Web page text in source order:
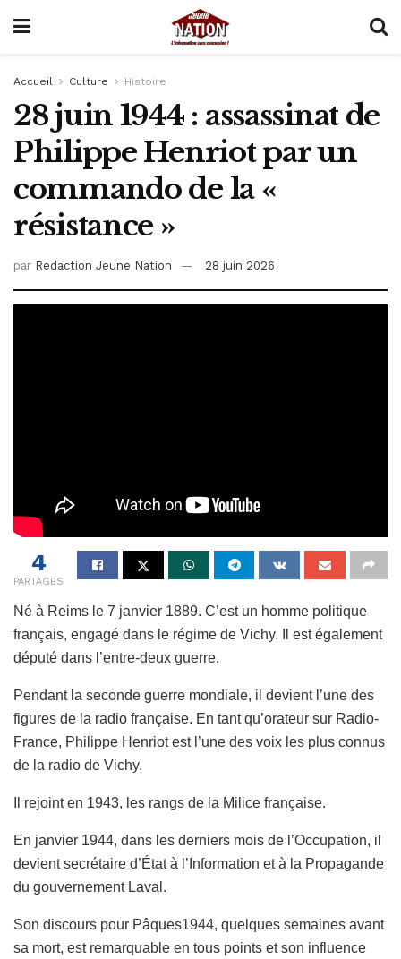
Accueil Culture Histoire
28 juin 1944 : assassinat de
Philippe Henriot par un
commando de la «
résistance »
par Redaction Jeune Nation 28 juin 2026
4
PARTAGES
Né à Reims le 7 janvier 1889. C’est un homme politique
français, engagé dans le régime de Vichy. Il est également
député dans l’entre-deux guerre.
Pendant la seconde guerre mondiale, il devient l’une des
figures de la radio française. En tant qu’orateur sur Radio-
France, Philippe Henriot est l’une des voix les plus connus
de la radio de Vichy.
Il rejoint en 1943, les rangs de la Milice française.
En janvier 1944, dans les derniers mois de l’Occupation, il
devient secrétaire d’État à l’Information et à la Propagande
du gouvernement Laval.
Son discours pour Pâques1944, quelques semaines avant
sa mort, est remarquable en tous points et son influence